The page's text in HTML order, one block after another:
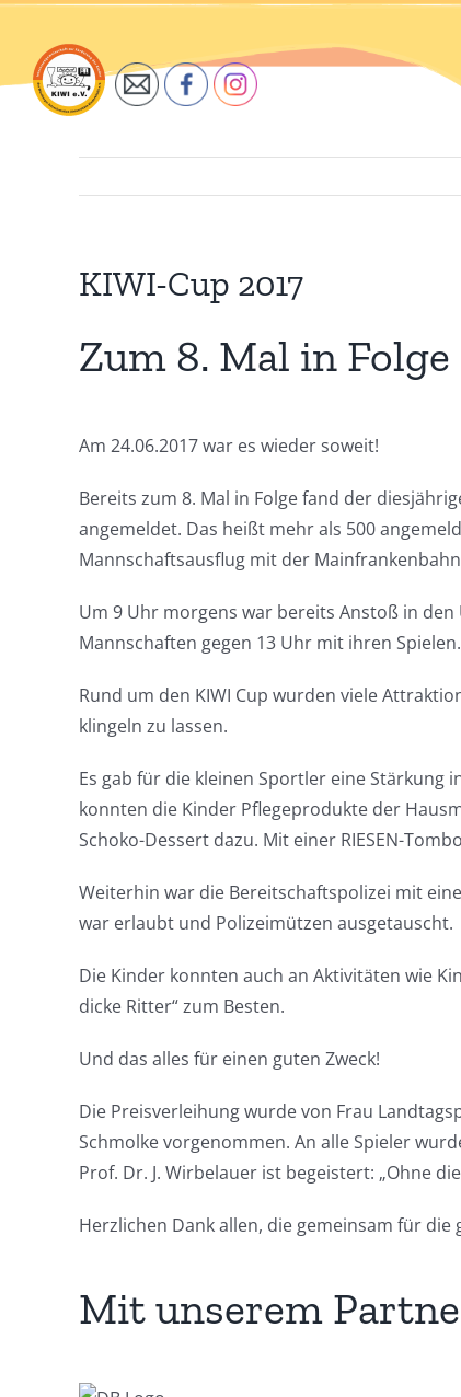
springen
KIWI-Cup 2017
Zum 8. Mal in
Am 24.06.2017 war es wieder soweit!
Bereits zum 8. Mal in Folge fand der
angemeldet. Das heißt mehr als 500
Mannschaftsausflug mit der
Um 9 Uhr morgens war bereits Anstoß in
Mannschaften gegen 13 Uhr mit ihren Spielen.
Rund um den KIWI Cup wurden viele
klingeln zu lassen.
Es gab für die kleinen Sportler eine Stärkung
konnten die Kinder Pflegeprodukte der
Schoko-Dessert dazu. Mit einer RIESEN-
Weiterhin war die Bereitschaftspolizei mit
war erlaubt und Polizeimützen ausgetauscht.
Die Kinder konnten auch an Aktivitäten wie
dicke Ritter“ zum Besten.
Und das alles für einen guten Zweck!
Die Preisverleihung wurde von Frau
Schmolke vorgenommen. An alle Spieler
Prof. Dr. J. Wirbelauer ist begeistert: „Ohne
Herzlichen Dank allen, die gemeinsam für die
Mit unserem